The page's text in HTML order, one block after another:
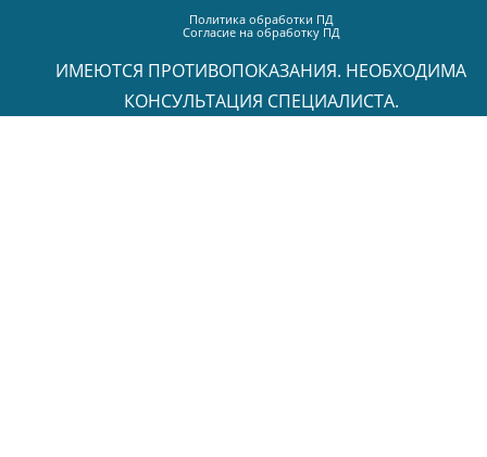
Политика обработки ПД
Согласие на обработку ПД
ИМЕЮТСЯ ПРОТИВОПОКАЗАНИЯ. НЕОБХОДИМА
КОНСУЛЬТАЦИЯ СПЕЦИАЛИСТА.